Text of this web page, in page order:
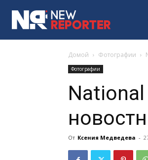
Домой Фотографии
Фотографии
От Ксения Медведева -